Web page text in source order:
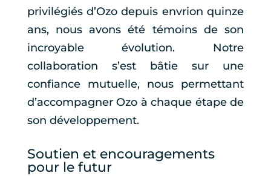
privilégiés d’Ozo depuis envrion quinze
ans, nous avons été témoins de son
incroyable évolution. Notre
collaboration s’est bâtie sur une
confiance mutuelle, nous permettant
d’accompagner Ozo à chaque étape de
son développement.
Soutien et encouragements
pour le futur